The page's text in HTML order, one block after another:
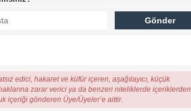
edici, hakaret ve küfür içeren, aşağılayıcı, küçük
zarar verici ya da benzeri niteliklerde içeriklerden
içeriği gönderen Üye/Üyeler’e aittir.